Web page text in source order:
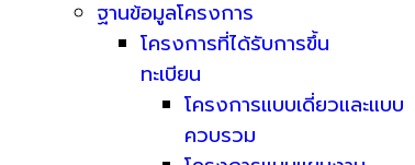
ฐานข้อมูลโครงการ
โครงการที่ได้รับการขึ้น
ทะเบียน
โครงการแบบเดี่ยวและแบบ
ควบรวม